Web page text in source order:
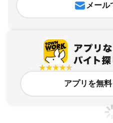
メール
アプリを無